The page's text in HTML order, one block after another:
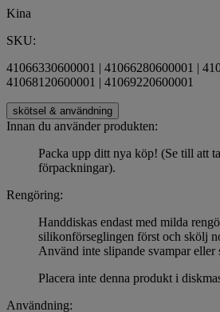
Kina
SKU:
41066330600001 | 41066280600001 |
41068120600001 | 41069220600001
skötsel & användning
Innan du använder produkten:
Packa upp ditt nya köp! (Se till att
förpackningar).
Rengöring:
Handdiskas endast med milda
silikonförseglingen först och skölj
Använd inte slipande svampar eller
Placera inte denna produkt i
Användning: